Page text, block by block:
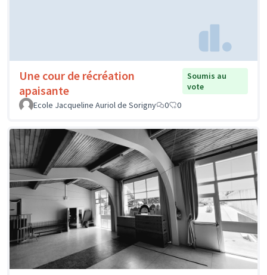
Une cour de récréation
apaisante
Soumis au
vote
Ecole Jacqueline Auriol de Sorigny
0 0